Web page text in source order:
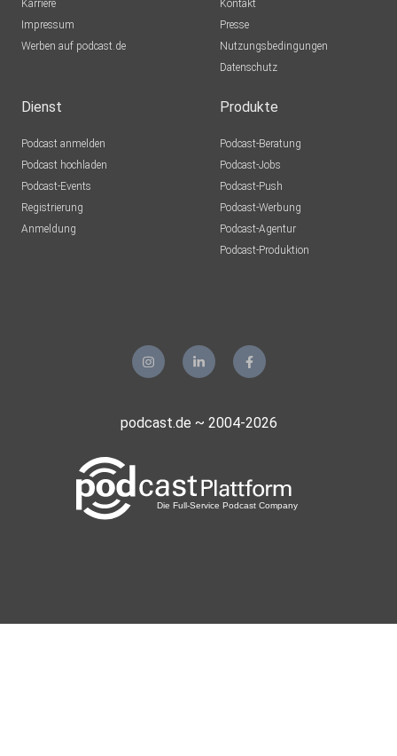
Karriere
Impressum
Werben auf podcast.de
Kontakt
Presse
Nutzungsbedingungen
Datenschutz
Dienst
Podcast anmelden
Podcast hochladen
Podcast-Events
Registrierung
Anmeldung
Produkte
Podcast-Beratung
Podcast-Jobs
Podcast-Push
Podcast-Werbung
Podcast-Agentur
Podcast-Produktion
podcast.de ~ 2004-2026